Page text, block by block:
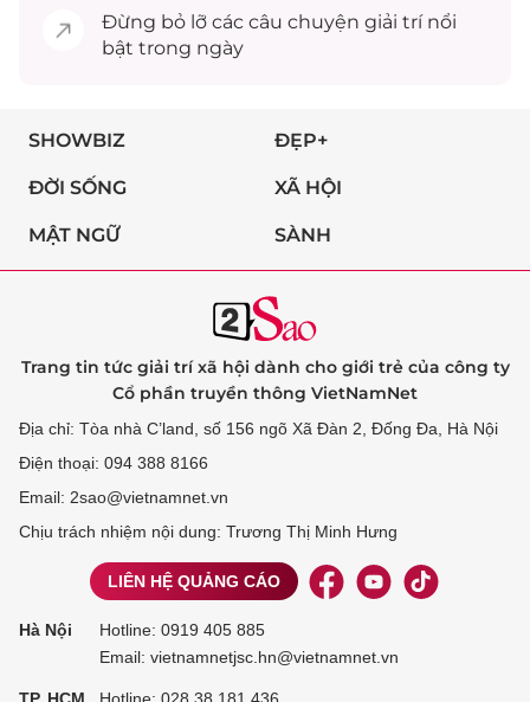
Đừng bỏ lỡ các câu chuyện giải trínổi
bật trong ngày
SHOWBIZ ĐẸP+
ĐỜI SỐNG XÃ HỘI
MẬT NGỮ SÀNH
Trang tin tức giải trí xã hội dành cho giới trẻ của công ty
Cổ phần truyền thông VietNamNet
Địa chỉ: Tòa nhà C’land, số 156 ngõ Xã Đàn 2, Đống Đa, Hà Nội
Điện thoại: 094 388 8166
Email: 2sao@vietnamnet.vn
Chịu trách nhiệm nội dung: Trương Thị Minh Hưng
LIÊN HỆ QUẢNG CÁO
Hà Nội Hotline: 0919 405 885
Email: vietnamnetjsc.hn@vietnamnet.vn